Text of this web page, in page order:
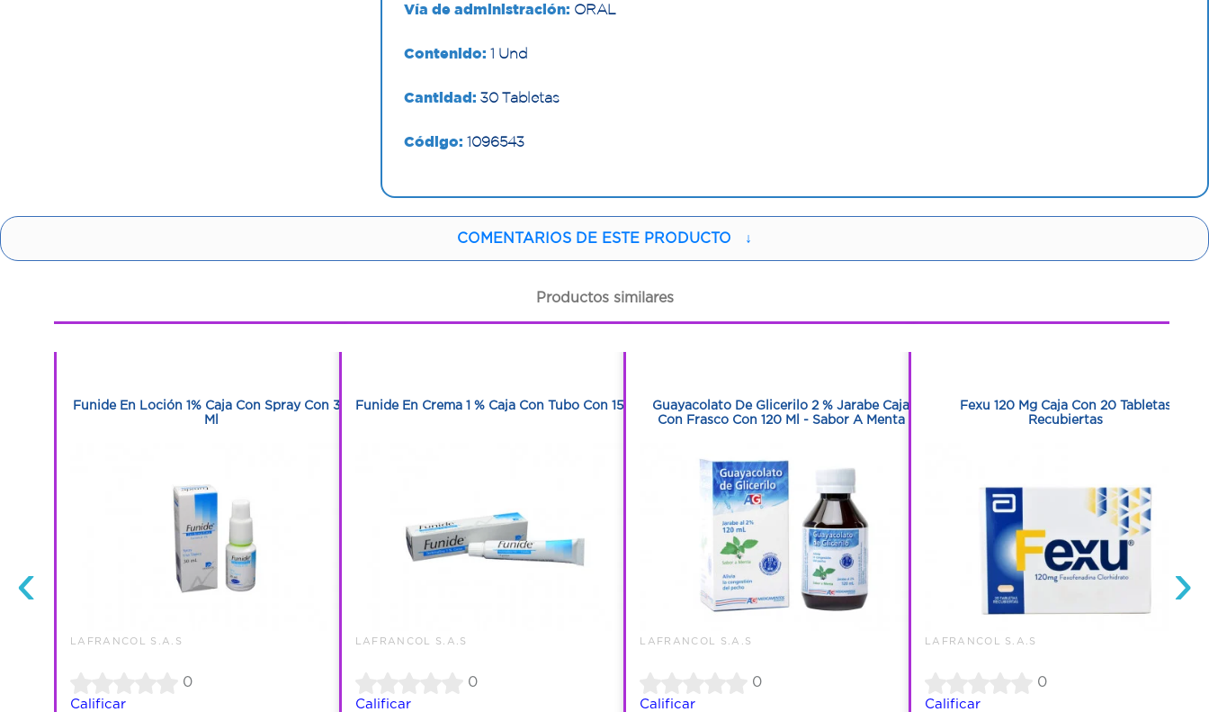
Vía de administración: ORAL
Contenido: 1 Und
Cantidad: 30 Tabletas
Código: 1096543
COMENTARIOS DE ESTE PRODUCTO ↓
Productos similares
‹
Funide En Loción 1% Caja Con Spray Con 30
Ml
LAFRANCOL S.A.S
0
Calificar
Funide En Crema 1 % Caja Con Tubo Con 15 G
LAFRANCOL S.A.S
0
Calificar
Guayacolato De Glicerilo 2 % Jarabe Caja
Con Frasco Con 120 Ml - Sabor A Menta
LAFRANCOL S.A.S
0
Calificar
Fexu 120 Mg Caja Con 20 Tabletas
Recubiertas
LAFRANCOL S.A.S
0
Calificar
›